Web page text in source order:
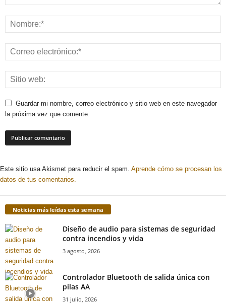
Guardar mi nombre, correo electrónico y sitio web en este navegador
la próxima vez que comente.
Este sitio usa Akismet para reducir el spam. Aprende cómo se procesan los
datos de tus comentarios.
Noticias más leídas esta semana
Diseño de audio para sistemas de seguridad
contra incendios y vida
3 agosto, 2026
Controlador Bluetooth de salida única con
pilas AA
31 julio, 2026